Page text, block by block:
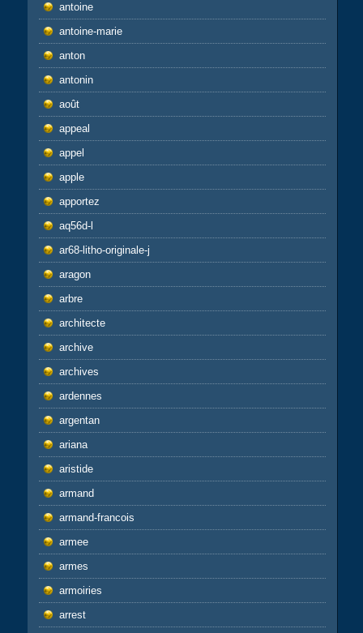
antoine
antoine-marie
anton
antonin
août
appeal
appel
apple
apportez
aq56d-l
ar68-litho-originale-j
aragon
arbre
architecte
archive
archives
ardennes
argentan
ariana
aristide
armand
armand-francois
armee
armes
armoiries
arrest